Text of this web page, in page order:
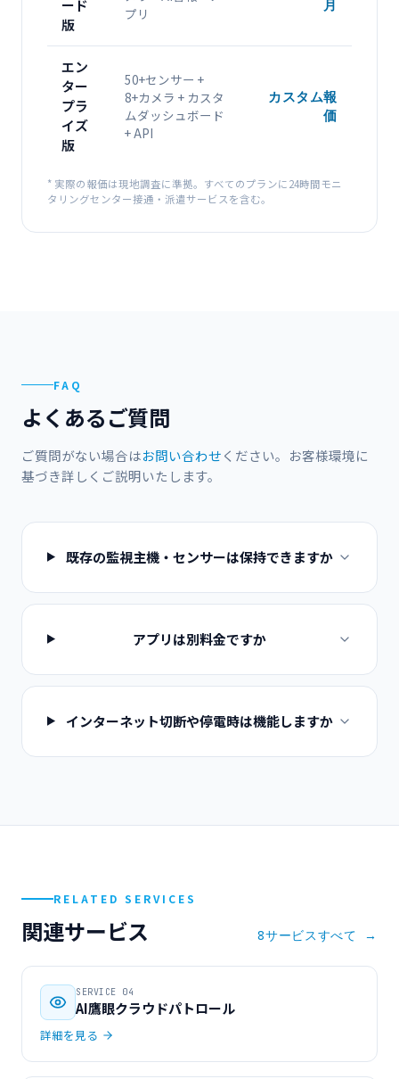
ード
版
プリ
月
エン
ター
プラ
イズ
版
50+センサー +
8+カメラ + カスタ
ムダッシュボード
+ API
カスタム報
価
* 実際の報価は現地調査に準拠。すべてのプランに24時間モニ
タリングセンター接通・派遣サービスを含む。
FAQ
よくあるご質問
ご質問がない場合はお問い合わせください。お客様環境に
基づき詳しくご説明いたします。
既存の監視主機・センサーは保持できますか
アプリは別料金ですか
インターネット切断や停電時は機能しますか
RELATED SERVICES
関連サービス 8サービスすべて →
SERVICE 04
AI鷹眼クラウドパトロール
詳細を見る